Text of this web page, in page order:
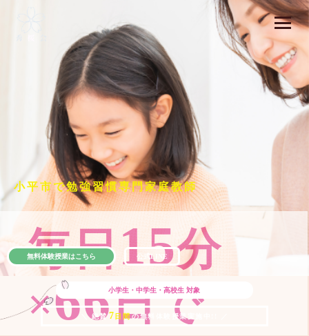
小平市で勉強習慣専門家庭教師
毎日15分
×66日で
小学生・中学生・高校生 対象
＼ 絶賛 7 日間の無料体験授業実施中!! ／
無料体験授業はこちら 公式LINE